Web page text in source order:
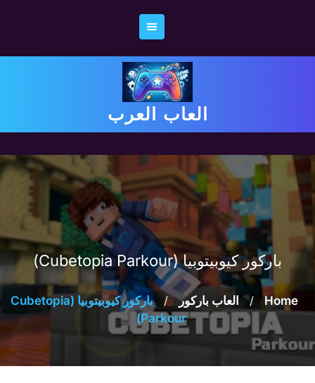
العاب العرب
باركور كيوبيتوبيا (Cubetopia Parkour)
Home
/ العاب باركور /
باركور كيوبيتوبيا (Cubetopia
Parkour)